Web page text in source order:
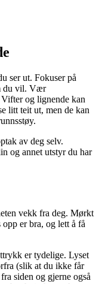
ser ut. Fokuser på
du vil. Vær
og lignende kan
litt teit ut, men de kan
av deg selv.
og annet utstyr du har
vekk fra deg. Mørkt
er bra, og lett å få
er tydelige. Lyset
(slik at du ikke får
siden og gjerne også